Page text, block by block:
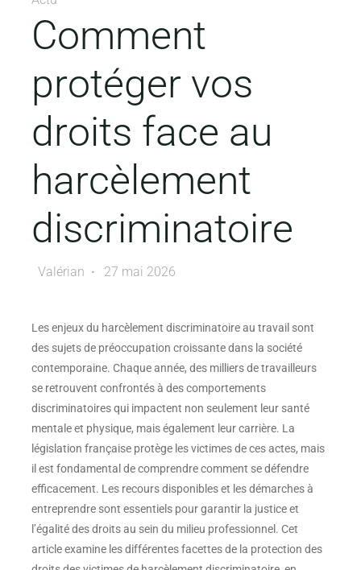
Comment
protéger vos
droits face au
harcèlement
discriminatoire
Valérian 27 mai 2026
Les enjeux du harcèlement discriminatoire au travail sont
des sujets de préoccupation croissante dans la société
contemporaine. Chaque année, des milliers de travailleurs
se retrouvent confrontés à des comportements
discriminatoires qui impactent non seulement leur santé
mentale et physique, mais également leur carrière. La
législation française protège les victimes de ces actes, mais
il est fondamental de comprendre comment se défendre
efficacement. Les recours disponibles et les démarches à
entreprendre sont essentiels pour garantir la justice et
l’égalité des droits au sein du milieu professionnel. Cet
article examine les différentes facettes de la protection des